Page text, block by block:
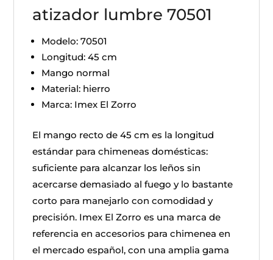
atizador lumbre 70501
Modelo: 70501
Longitud: 45 cm
Mango normal
Material: hierro
Marca: Imex El Zorro
El mango recto de 45 cm es la longitud
estándar para chimeneas domésticas:
suficiente para alcanzar los leños sin
acercarse demasiado al fuego y lo bastante
corto para manejarlo con comodidad y
precisión. Imex El Zorro es una marca de
referencia en accesorios para chimenea en
el mercado español, con una amplia gama